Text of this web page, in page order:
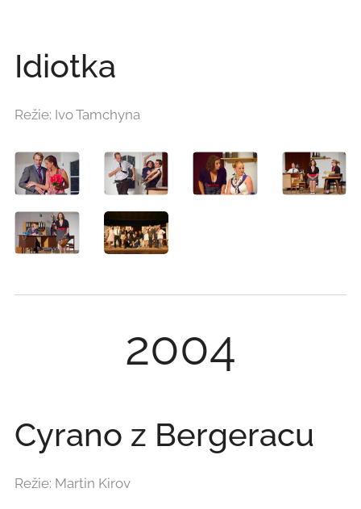
Idiotka
Režie: Ivo Tamchyna
2004
Cyrano z Bergeracu
Režie: Martin Kirov